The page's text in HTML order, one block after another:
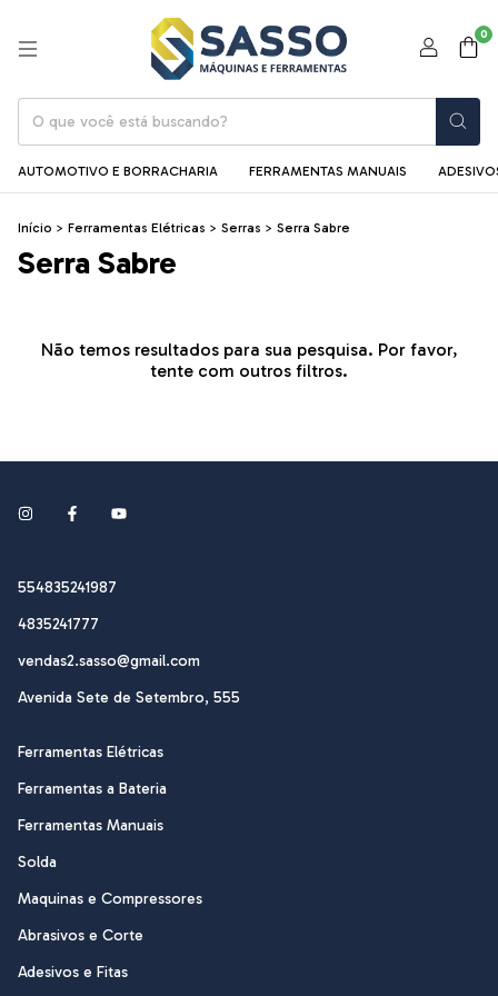
0
AUTOMOTIVO E BORRACHARIA FERRAMENTAS MANUAIS
Início > Ferramentas Elétricas > Serras > Serra Sabre
Serra Sabre
Não temos resultados para sua pesquisa. Por favor,
tente com outros filtros.
554835241987
4835241777
vendas2.sasso@gmail.com
Avenida Sete de Setembro, 555
Ferramentas Elétricas
Ferramentas a Bateria
Ferramentas Manuais
Solda
Maquinas e Compressores
Abrasivos e Corte
Adesivos e Fitas